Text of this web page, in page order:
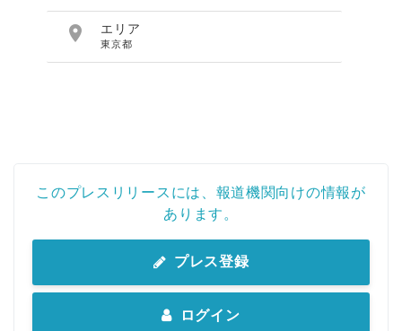
 エリア
東京都
このプレスリリースには、報道機関向けの情報が
あります。
プレス登録
ログイン